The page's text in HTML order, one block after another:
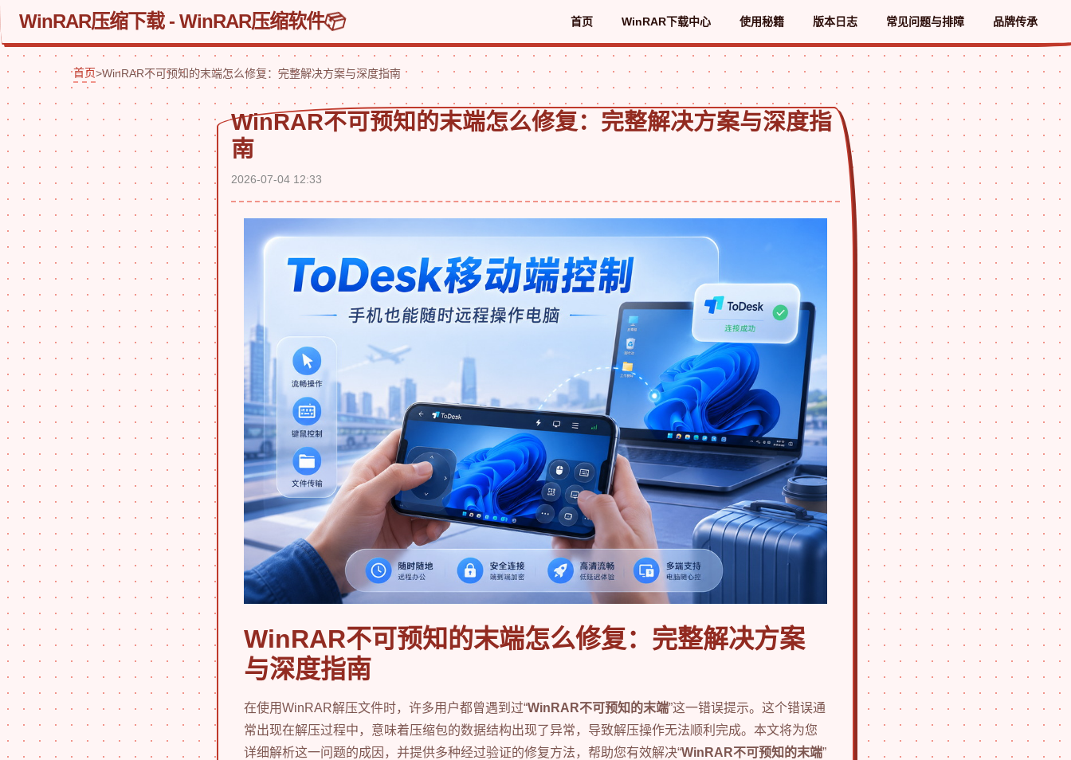
WinRAR压缩下载 - WinRAR压缩软件 首页 WinRAR下载中心 使用秘籍 版本日志 常见问题与排障 品牌传承
首页>WinRAR不可预知的末端怎么修复：完整解决方案与深度指南
WinRAR不可预知的末端怎么修复：完整解决方案与深度指
南
2026-07-04 12:33
WinRAR不可预知的末端怎么修复：完整解决方案
与深度指南
在使用WinRAR解压文件时，许多用户都曾遇到过“WinRAR不可预知的末端”这一错误提示。这个错误通
常出现在解压过程中，意味着压缩包的数据结构出现了异常，导致解压操作无法顺利完成。本文将为您
详细解析这一问题的成因，并提供多种经过验证的修复方法，帮助您有效解决“WinRAR不可预知的末端”